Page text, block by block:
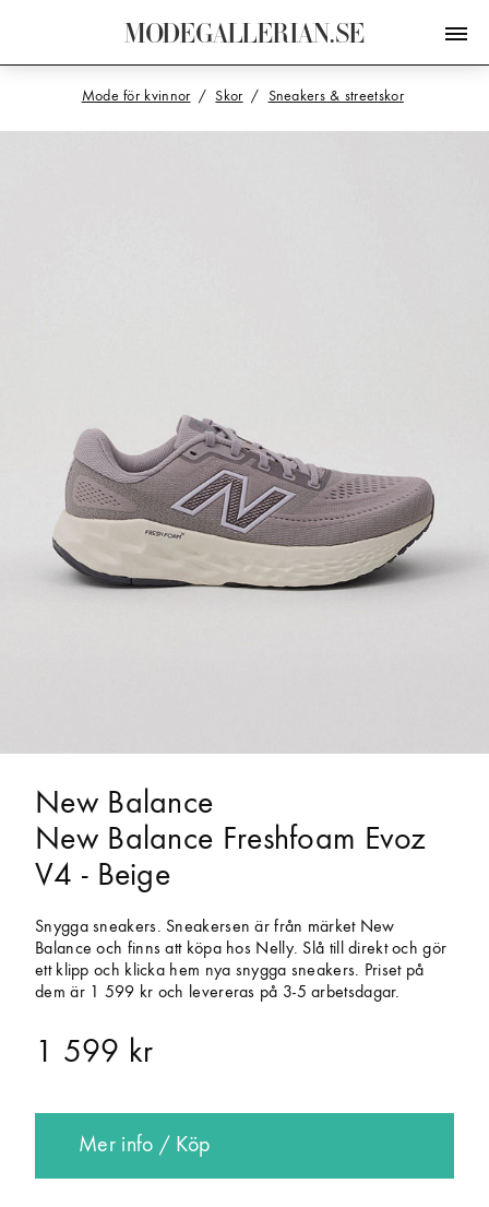
MODEGALLERIAN.SE
Mode för kvinnor Skor Sneakers & streetskor
New Balance
New Balance Freshfoam Evoz
V4 - Beige
Snygga sneakers. Sneakersen är från märket New
Balance och finns att köpa hos Nelly. Slå till direkt och gör
ett klipp och klicka hem nya snygga sneakers. Priset på
dem är 1 599 kr och levereras på 3-5 arbetsdagar.
1 599 kr
Mer info / Köp